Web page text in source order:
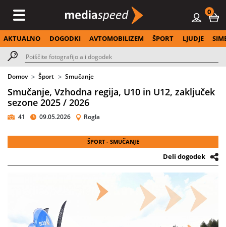
0
AKTUALNO DOGODKI AVTOMOBILIZEM ŠPORT LJUDJE
Domov Šport Smučanje
Smučanje, Vzhodna regija, U10 in U12, zaključek
sezone 2025 / 2026
41 09.05.2026 Rogla
ŠPORT - SMUČANJE
Deli dogodek